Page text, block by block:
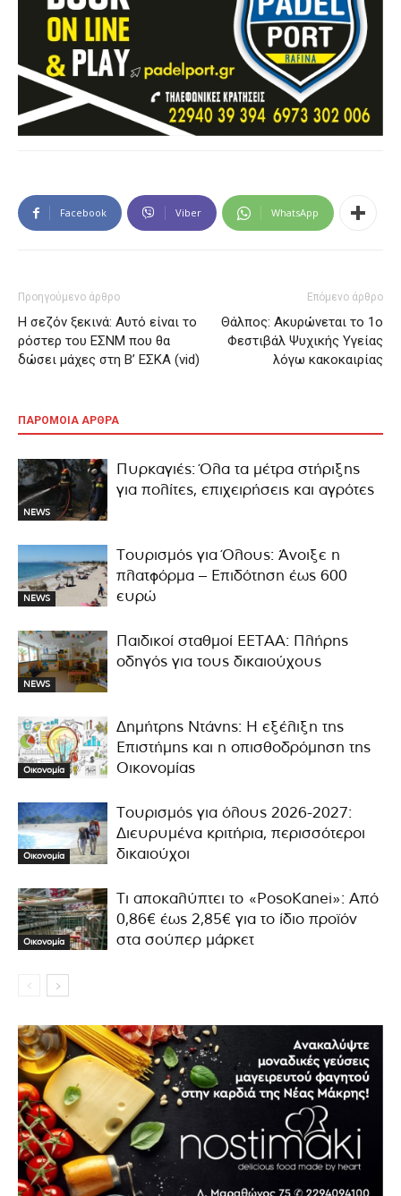
Facebook Viber WhatsApp
Προηγούμενο άρθρο
Η σεζόν ξεκινά: Αυτό είναι το
ρόστερ του ΕΣΝΜ που θα
δώσει μάχες στη Β’ ΕΣΚΑ (vid)
Επόμενο άρθρο
Θάλπος: Ακυρώνεται το 1ο
Φεστιβάλ Ψυχικής Υγείας
λόγω κακοκαιρίας
ΠΑΡΟΜΟΙΑ ΑΡΘΡΑ
NEWS
Πυρκαγιές: Όλα τα μέτρα στήριξης
για πολίτες, επιχειρήσεις και αγρότες
NEWS
Τουρισμός για Όλους: Άνοιξε η
πλατφόρμα – Επιδότηση έως 600
ευρώ
NEWS
Παιδικοί σταθμοί ΕΕΤΑΑ: Πλήρης
οδηγός για τους δικαιούχους
Οικονομία
Δημήτρης Ντάνης: Η εξέλιξη της
Επιστήμης και η οπισθοδρόμηση της
Οικονομίας
Οικονομία
Τουρισμός για όλους 2026-2027:
Διευρυμένα κριτήρια, περισσότεροι
δικαιούχοι
Οικονομία
Τι αποκαλύπτει το «PosoKanei»: Από
0,86€ έως 2,85€ για το ίδιο προϊόν
στα σούπερ μάρκετ